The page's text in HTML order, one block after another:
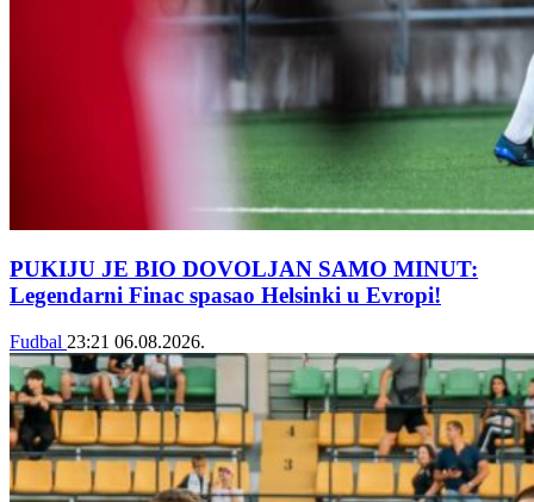
PUKIJU JE BIO DOVOLJAN SAMO MINUT:
Legendarni Finac spasao Helsinki u Evropi!
Fudbal 23:21 06.08.2026.